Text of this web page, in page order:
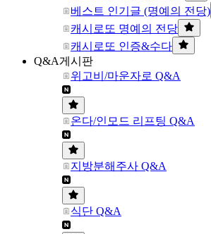
베스트 인기글 (명예의 전당)
캐시로또 명예의 전당
캐시로또 인증&수다
Q&A게시판
위고비/마운자로 Q&A
온다/인모드 리프팅 Q&A
지방분해주사 Q&A
식단 Q&A